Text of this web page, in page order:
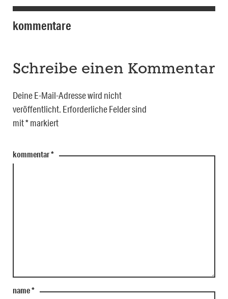
kommentare
Schreibe einen Kommentar
Deine E-Mail-Adresse wird nicht
veröffentlicht. Erforderliche Felder sind
mit*markiert
kommentar*
name*